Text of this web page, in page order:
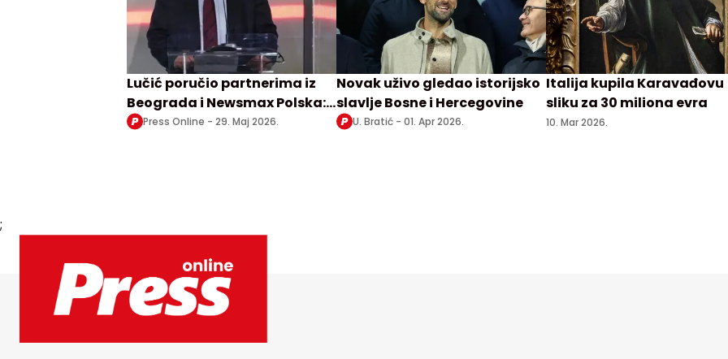
Lučić poručio partnerima iz
Beograda i Newsmax Polska:
Fokus na proverene
Press Online - 29. Maj 2026.
Novak uživo gledao istorijsko
slavlje Bosne i Hercegovine
U. Bratić - 01. Apr 2026.
Italija kupila Karavađovu
sliku za 30 miliona evra
10. Mar 2026.
;